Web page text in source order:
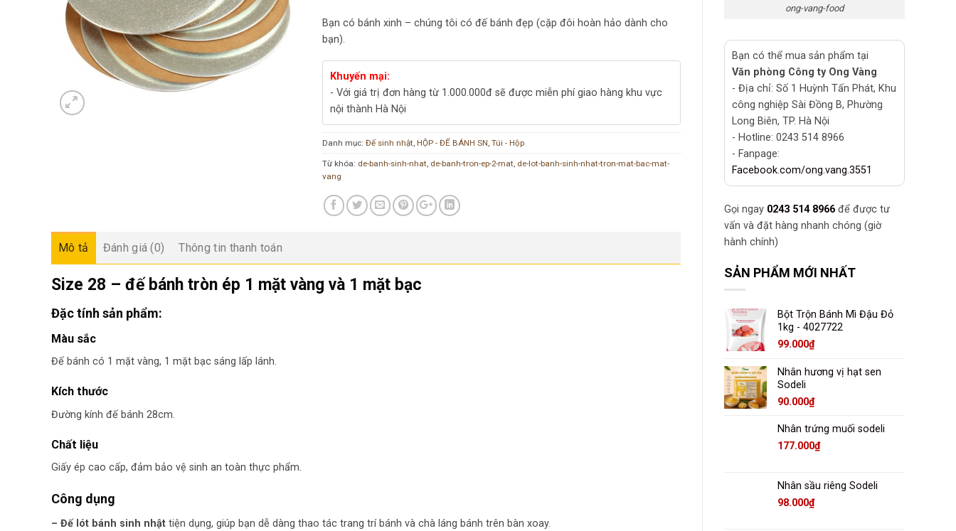
Bạn có bánh xinh – chúng tôi có đế bánh đẹp (cặp đôi hoàn hảo dành cho
bạn).
Khuyến mại:
- Với giá trị đơn hàng từ 1.000.000đ sẽ được miễn phí giao hàng khu vực
nội thành Hà Nội
Danh mục:Đế sinh nhật,HỘP - ĐẾ BÁNH SN,Túi - Hộp
Từ khóa: de-banh-sinh-nhat, de-banh-tron-ep-2-mat, de-lot-banh-sinh-nhat-tron-mat-bac-mat-
vang
Mô tả Đánh giá (0) Thông tin thanh toán
Size 28 – đế bánh tròn ép 1 mặt vàng và 1 mặt bạc
Đặc tính sản phẩm:
Màu sắc
Đế bánh có 1 mặt vàng, 1 mặt bạc sáng lấp lánh.
Kích thước
Đường kính đế bánh 28cm.
Chất liệu
Giấy ép cao cấp, đảm bảo vệ sinh an toàn thực phẩm.
Công dụng
– Đế lót bánh sinh nhật tiện dụng, giúp bạn dễ dàng thao tác trang trí bánh và chà láng bánh trên bàn xoay.
ong-vang-food
Bạn có thể mua sản phẩm tại
Văn phòng Công ty Ong Vàng
- Địa chỉ: Số 1 Huỳnh Tấn Phát, Khu
công nghiệp Sài Đồng B, Phường
Long Biên, TP. Hà Nội
- Hotline: 0243 514 8966
- Fanpage:
Facebook.com/ong.vang.3551
Gọi ngay 0243 514 8966 để được tư
vấn và đặt hàng nhanh chóng (giờ
hành chính)
SẢN PHẨM MỚI NHẤT
Bột Trộn Bánh Mì Đậu Đỏ
1kg - 4027722
99.000₫
Nhân hương vị hạt sen
Sodeli
90.000₫
Nhân trứng muối sodeli
177.000₫
Nhân sầu riêng Sodeli
98.000₫